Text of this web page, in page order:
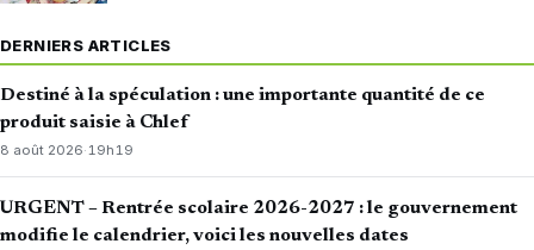
DERNIERS ARTICLES
Destiné à la spéculation : une importante quantité de ce
produit saisie à Chlef
8 août 2026·19h19
URGENT – Rentrée scolaire 2026-2027 : le gouvernement
modifie le calendrier, voici les nouvelles dates